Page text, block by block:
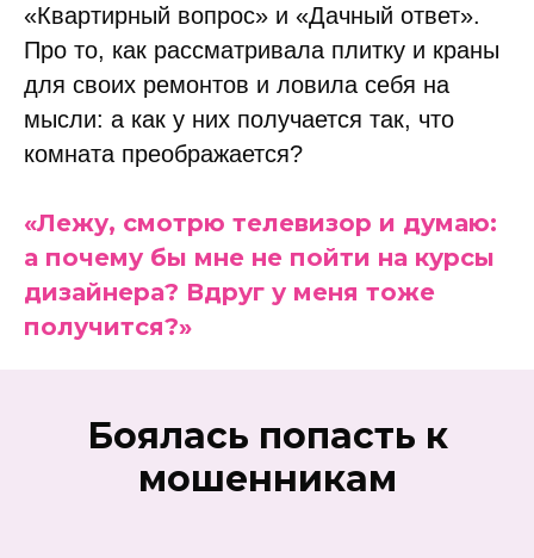
«Квартирный вопрос» и «Дачный ответ».
Про то, как рассматривала плитку и краны
для своих ремонтов и ловила себя на
мысли: а как у них получается так, что
комната преображается?
«Лежу, смотрю телевизор и думаю:
а почему бы мне не пойти на курсы
дизайнера? Вдруг у меня тоже
получится?»
Боялась попасть к
мошенникам